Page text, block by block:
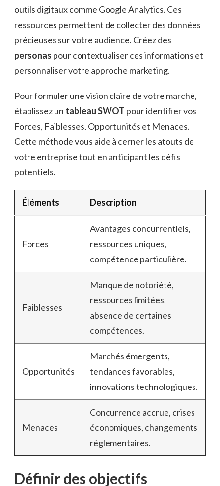
outils digitaux comme Google Analytics. Ces
ressources permettent de collecter des données
précieuses sur votre audience. Créez des
personas pour contextualiser ces informations et
personnaliser votre approche marketing.
Pour formuler une vision claire de votre marché,
établissez un tableau SWOT pour identifier vos
Forces, Faiblesses, Opportunités et Menaces.
Cette méthode vous aide à cerner les atouts de
votre entreprise tout en anticipant les défis
potentiels.
Éléments Description
Forces
Avantages concurrentiels,
ressources uniques,
compétence particulière.
Faiblesses
Manque de notoriété,
ressources limitées,
absence de certaines
compétences.
Opportunités
Marchés émergents,
tendances favorables,
innovations technologiques.
Menaces
Concurrence accrue, crises
économiques, changements
réglementaires.
Définir des objectifs